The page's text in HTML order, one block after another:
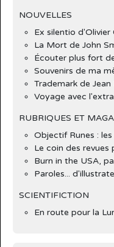
NOUVELLES
Ex silentio d'Olivier
La Mort de John
Écouter plus fort
Souvenirs de ma
Trademark de Jean
Voyage avec
RUBRIQUES ET
Objectif Runes :
Le coin des revues
Burn in the USA,
Paroles...
SCIENTIFICTION
En route pour la